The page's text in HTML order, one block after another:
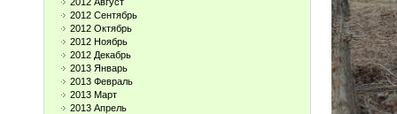
2012 Сентябрь
2012 Октябрь
2012 Ноябрь
2012 Декабрь
2013 Январь
2013 Февраль
2013 Март
2013 Апрель